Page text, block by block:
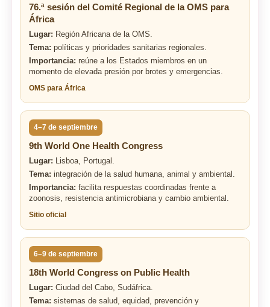
76.ª sesión del Comité Regional de la OMS para
África
Lugar: Región Africana de la OMS.
Tema: políticas y prioridades sanitarias regionales.
Importancia: reúne a los Estados miembros en un
momento de elevada presión por brotes y emergencias.
OMS para África
4–7 de septiembre
9th World One Health Congress
Lugar: Lisboa, Portugal.
Tema: integración de la salud humana, animal y ambiental.
Importancia: facilita respuestas coordinadas frente a
zoonosis, resistencia antimicrobiana y cambio ambiental.
Sitio oficial
6–9 de septiembre
18th World Congress on Public Health
Lugar: Ciudad del Cabo, Sudáfrica.
Tema: sistemas de salud, equidad, prevención y